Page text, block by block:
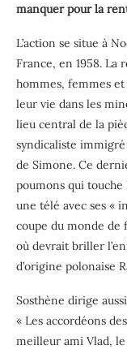
manquer pour la
L’action se situe à
France, en 1958. La
hommes, femmes
leur vie dans les
lieu central de la
syndicaliste
de Simone. Ce
poumons qui touche
une télé avec ses «
coupe du monde de
où devrait briller
d’origine polonaise
Sosthène dirige
« Les accordéons
meilleur ami Vlad,